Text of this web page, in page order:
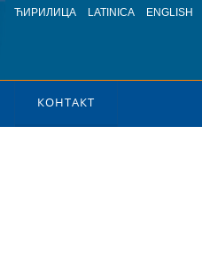
ЋИРИЛИЦА LATINICA ENGLISH
КОНТАКТ